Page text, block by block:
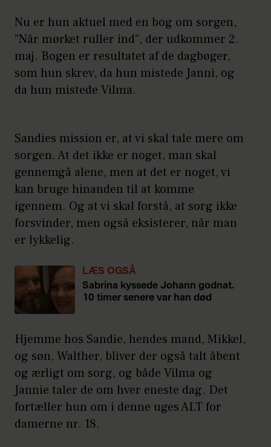
Nu er hun aktuel med en bog om sorgen,
”Når mørket ruller ind”, der udkommer 2.
maj. Bogen er resultatet af de dagbøger,
som hun skrev, da hun mistede Janni, og
da hun mistede Vilma.
Sandies mission er, at vi skal tale mere om
sorgen. At det ikke er noget, man skal
gennemgå alene, men at det er noget, vi
kan bruge hinanden til at komme
igennem. Og at vi skal forstå, at sorg ikke
forsvinder, men også eksisterer, når man
er lykkelig.
LÆS OGSÅ
Sabrina kyssede Johann godnat.
10 timer senere var han død
Hjemme hos Sandie, hendes mand, Mikkel,
og søn, Walther, bliver der også talt åbent
og ærligt om sorg, og både Vilma og
Jannie taler de om hver eneste dag. Det
fortæller hun om i denne uges ALT for
damerne nr. 18.